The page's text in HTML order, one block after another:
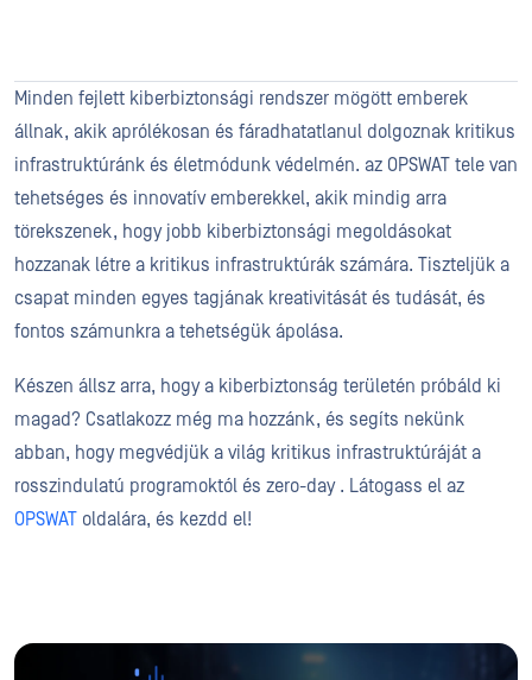
Minden fejlett kiberbiztonsági rendszer mögött emberek
állnak, akik aprólékosan és fáradhatatlanul dolgoznak kritikus
infrastruktúránk és életmódunk védelmén. az OPSWAT tele van
tehetséges és innovatív emberekkel, akik mindig arra
törekszenek, hogy jobb kiberbiztonsági megoldásokat
hozzanak létre a kritikus infrastruktúrák számára. Tiszteljük a
csapat minden egyes tagjának kreativitását és tudását, és
fontos számunkra a tehetségük ápolása.
Készen állsz arra, hogy a kiberbiztonság területén próbáld ki
magad? Csatlakozz még ma hozzánk, és segíts nekünk
abban, hogy megvédjük a világ kritikus infrastruktúráját a
rosszindulatú programoktól és zero-day . Látogass el az
OPSWAT oldalára, és kezdd el!